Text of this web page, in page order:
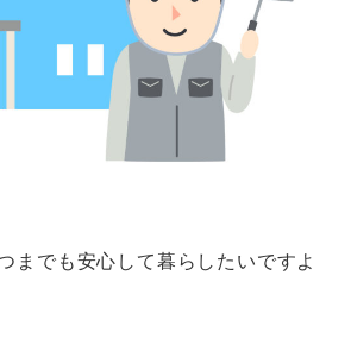
までも安心して暮らしたいですよ